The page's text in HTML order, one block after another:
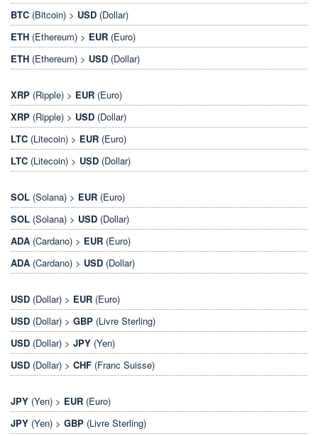
BTC (Bitcoin) > USD (Dollar)
ETH (Ethereum) > EUR (Euro)
ETH (Ethereum) > USD (Dollar)
XRP (Ripple) > EUR (Euro)
XRP (Ripple) > USD (Dollar)
LTC (Litecoin) > EUR (Euro)
LTC (Litecoin) > USD (Dollar)
SOL (Solana) > EUR (Euro)
SOL (Solana) > USD (Dollar)
ADA (Cardano) > EUR (Euro)
ADA (Cardano) > USD (Dollar)
USD (Dollar) > EUR (Euro)
USD (Dollar) > GBP (Livre Sterling)
USD (Dollar) > JPY (Yen)
USD (Dollar) > CHF (Franc Suisse)
JPY (Yen) > EUR (Euro)
JPY (Yen) > GBP (Livre Sterling)